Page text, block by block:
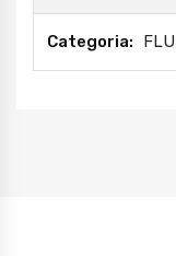
Categoria: